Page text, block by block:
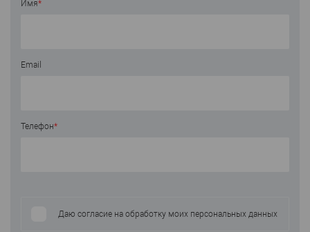
Имя*
Email
Телефон*
Даю согласие на обработку моих персональных данных